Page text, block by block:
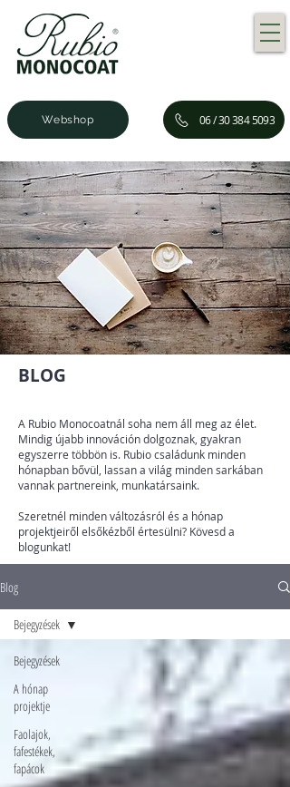
Webshop 06 / 30 384 5093
BLOG
A Rubio Monocoatnál soha nem áll meg az élet.
Mindig újabb innováción dolgoznak, gyakran
egyszerre többön is. Rubio családunk minden
hónapban bővül, lassan a világ minden sarkában
vannak partnereink, munkatársaink.
Szeretnél minden változásról és a hónap
projektjeiről elsőkézből értesülni? Kövesd a
blogunkat!
Blog
Bejegyzések
A hónap
projektje
Faolajok,
fafestékek,
fapácok
Bejegyzések